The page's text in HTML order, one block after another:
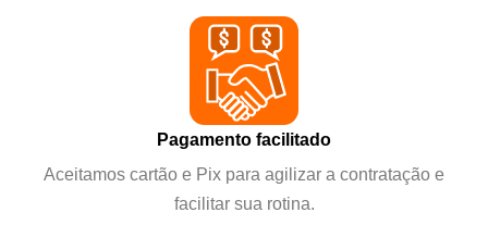
Pagamento facilitado
Aceitamos cartão e Pix para agilizar a contratação e
facilitar sua rotina.